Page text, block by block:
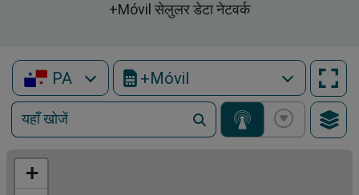
+Móvil सेलुलर डेटा नेटवर्क
PA +Móvil
+